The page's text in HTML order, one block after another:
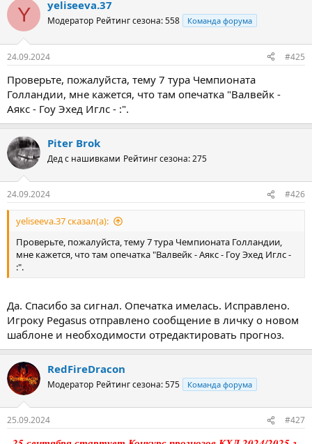
Y yeliseeva.37
Модератор Рейтинг сезона: 558 Команда форума
24.09.2024 #425
Проверьте, пожалуйста, тему 7 тура Чемпионата
Голландии, мне кажется, что там опечатка "Валвейк -
Аякс - Гоу Эхед Иглс - :".
Piter Brok
Дед с нашивками Рейтинг сезона: 275
24.09.2024 #426
yeliseeva.37 сказал(а):
Проверьте, пожалуйста, тему 7 тура Чемпионата Голландии,
мне кажется, что там опечатка "Валвейк - Аякс - Гоу Эхед Иглс -
:".
Да. Спасибо за сигнал. Опечатка имелась. Исправлено.
Игроку Pegasus отправлено сообщение в личку о новом
шаблоне и необходимости отредактировать прогноз.
RedFireDracon
Модератор Рейтинг сезона: 575 Команда форума
25.09.2024 #427